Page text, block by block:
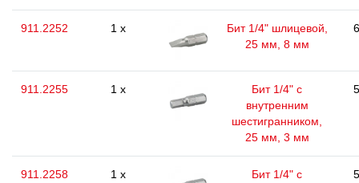
911.2252 1 x
Бит 1/4" шлицевой,
25 мм, 8 мм
911.2255 1 x
Бит 1/4" с
внутренним
шестигранником,
25 мм, 3 мм
911.2258 1 x
Бит 1/4" с